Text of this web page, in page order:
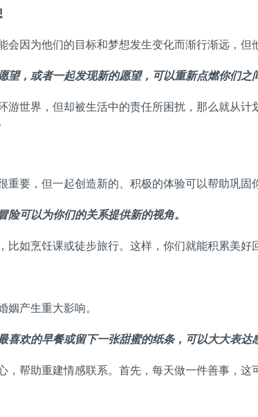
会因为他们的目标和梦想发生变化而渐行渐远，但
望，或者一起发现新的愿望，可以重新点燃你们之
游世界，但却被生活中的责任所困扰，那么就从
重要，但一起创造新的、积极的体验可以帮助巩固
险可以为你们的关系提供新的视角。
比如烹饪课或徒步旅行。这样，你们就能积累美
姻产生重大影响。
喜欢的早餐或留下一张甜蜜的纸条，可以大大表达
，帮助重建情感联系。首先，每天做一件善事，这